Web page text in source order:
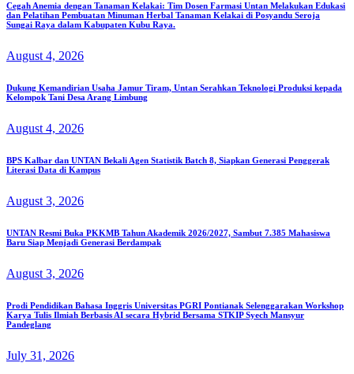
Cegah Anemia dengan Tanaman Kelakai: Tim Dosen Farmasi Untan Melakukan Edukasi
dan Pelatihan Pembuatan Minuman Herbal Tanaman Kelakai di Posyandu Seroja
Sungai Raya dalam Kabupaten Kubu Raya.
August 4, 2026
Dukung Kemandirian Usaha Jamur Tiram, Untan Serahkan Teknologi Produksi kepada
Kelompok Tani Desa Arang Limbung
August 4, 2026
BPS Kalbar dan UNTAN Bekali Agen Statistik Batch 8, Siapkan Generasi Penggerak
Literasi Data di Kampus
August 3, 2026
UNTAN Resmi Buka PKKMB Tahun Akademik 2026/2027, Sambut 7.385 Mahasiswa
Baru Siap Menjadi Generasi Berdampak
August 3, 2026
Prodi Pendidikan Bahasa Inggris Universitas PGRI Pontianak Selenggarakan Workshop
Karya Tulis Ilmiah Berbasis AI secara Hybrid Bersama STKIP Syech Mansyur
Pandeglang
July 31, 2026